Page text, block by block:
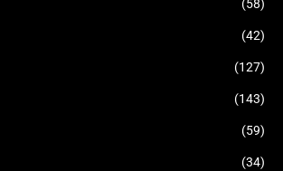
(58)
(42)
(127)
(143)
(59)
(34)